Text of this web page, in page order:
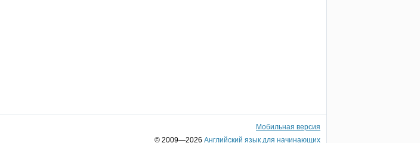
Мобильная версия
© 2009—2026 Английский язык для начинающих